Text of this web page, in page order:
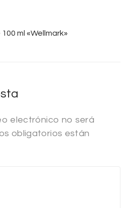
ml «Wellmark»
electrónico no será
obligatorios están